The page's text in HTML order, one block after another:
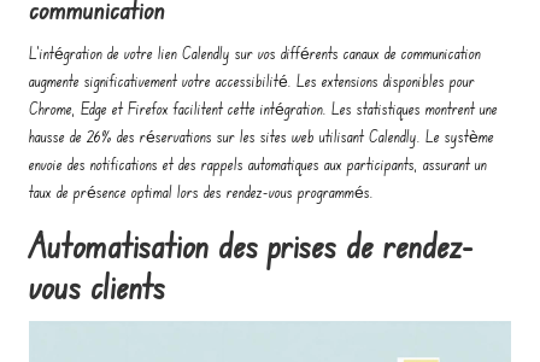
communication
L'intégration de votre lien Calendly sur vos différents canaux de communication
augmente significativement votre accessibilité. Les extensions disponibles pour
Chrome, Edge et Firefox facilitent cette intégration. Les statistiques montrent une
hausse de 26% des réservations sur les sites web utilisant Calendly. Le système
envoie des notifications et des rappels automatiques aux participants, assurant un
taux de présence optimal lors des rendez-vous programmés.
Automatisation des prises de rendez-
vous clients